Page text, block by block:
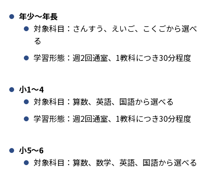
年少〜年長
対象科目：さんすう、えいご、こくごから選べ
る
学習形態：週2回通室、1教科につき30分程度
小1️〜4
対象科目：算数、英語、国語から選べる
学習形態：週2回通室、1教科につき30分程度
小5〜6
対象科目：算数、数学、英語、国語から選べる